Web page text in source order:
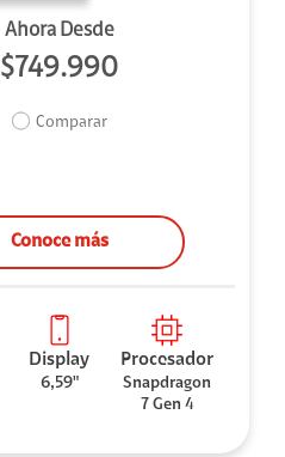
Ahora Desde
$749.990
Comparar
Conoce más
Display
6,59"
Procesador
Snapdragon
7 Gen 4